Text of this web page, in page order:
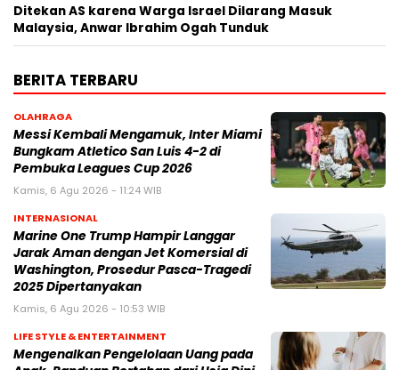
Ditekan AS karena Warga Israel Dilarang Masuk
Malaysia, Anwar Ibrahim Ogah Tunduk
BERITA TERBARU
OLAHRAGA
Messi Kembali Mengamuk, Inter Miami
Bungkam Atletico San Luis 4-2 di
Pembuka Leagues Cup 2026
Kamis, 6 Agu 2026 - 11:24 WIB
INTERNASIONAL
Marine One Trump Hampir Langgar
Jarak Aman dengan Jet Komersial di
Washington, Prosedur Pasca-Tragedi
2025 Dipertanyakan
Kamis, 6 Agu 2026 - 10:53 WIB
LIFE STYLE & ENTERTAINMENT
Mengenalkan Pengelolaan Uang pada